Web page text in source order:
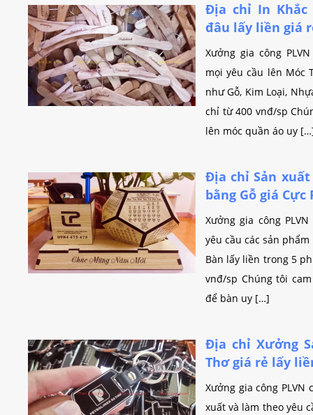
Địa chỉ In Khắc
đâu lấy liền giá
Xưởng gia công
mọi yêu cầu lên Móc
như Gỗ, Kim Loại,
chỉ từ 400 vnđ/sp
lên móc quần áo uy
Địa chỉ Sản
bằng Gỗ giá Cực
Xưởng gia công
yêu cầu các sản
Bàn lấy liền trong 5
vnđ/sp Chúng tôi
để bàn uy […]
Địa chỉ Xưởng
Thơ giá rẻ lấy
Xưởng gia công
xuất và làm theo yêu